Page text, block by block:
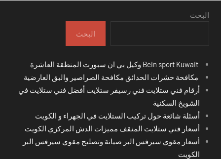
المقالات
البحث
البحث
مكافحة حشرات الحدائق مكافحة الصراصير والبق العارضية
أرقام فني ستلايت فني رسيفر ستلايت أفضل فني ستلايت في
الشويخ السكنية
أسئلة شائعة حول تركيب الستلايت في الجهراء و الكويت
أسعار فني ستلايت المنقف مميزات الدش المركزي الكويت
أسعار مقوي سيرفس البر صيانة وتصليح مقوي سيرفس البر
الكويت